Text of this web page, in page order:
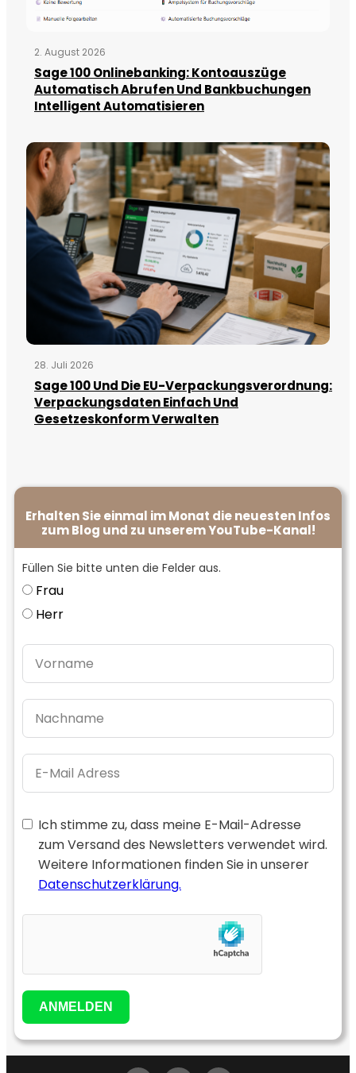
2. August 2026
Sage 100 Onlinebanking: Kontoauszüge
Automatisch Abrufen Und Bankbuchungen
Intelligent Automatisieren
28. Juli 2026
Sage 100 Und Die EU-Verpackungsverordnung:
Verpackungsdaten Einfach Und
Gesetzeskonform Verwalten
Erhalten Sie einmal im Monat die neuesten Infos
zum Blog und zu unserem YouTube-Kanal!
Füllen Sie bitte unten die Felder aus.
Frau
Herr
Ich stimme zu, dass meine E-Mail-Adresse
zum Versand des Newsletters verwendet wird.
Weitere Informationen finden Sie in unserer
Datenschutzerklärung.
ANMELDEN